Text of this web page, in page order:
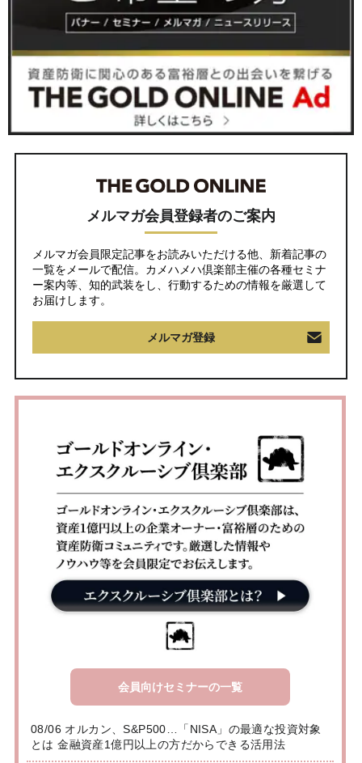
メルマガ会員登録者のご案内
メルマガ会員限定記事をお読みいただける他、新着記事の
一覧をメールで配信。カメハメハ倶楽部主催の各種セミナ
ー案内等、知的武装をし、行動するための情報を厳選して
お届けします。
メルマガ登録
会員向けセミナーの一覧
08/06 オルカン、S&P500…「NISA」の最適な投資対象
とは 金融資産1億円以上の方だからできる活用法